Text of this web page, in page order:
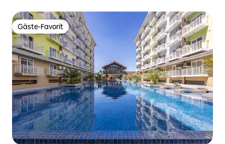
Gäste-Favorit
Gäste-Favorit